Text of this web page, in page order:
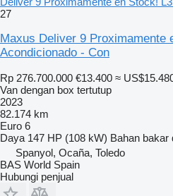
27
Maxus Deliver 9 Proximamente
Acondicionado - Con
Rp 276.700.000 €13.400 ≈
Van dengan box tertutup
2023
82.174 km
Euro 6
Daya 147 HP (108 kW) Bahan bakar
Spanyol, Ocaña, Toledo
BAS World Spain
Hubungi penjual